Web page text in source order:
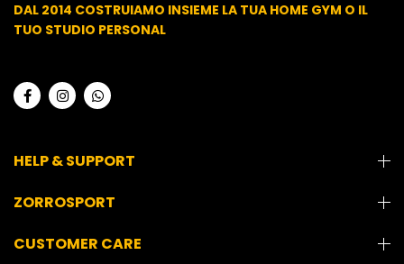
DAL 2014 COSTRUIAMO INSIEME LA TUA HOME GYM O IL
TUO STUDIO PERSONAL
HELP & SUPPORT
ZORROSPORT
CUSTOMER CARE